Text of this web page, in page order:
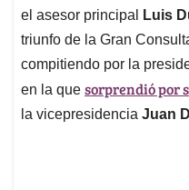
el asesor principal
Luis
triunfo de la Gran
compitiendo por la
en la que sorprendió por
la vicepresidencia Juan